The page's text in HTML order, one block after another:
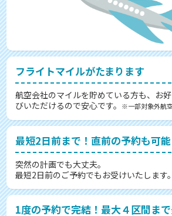
フライトマイルがたまります
航空会社のマイルを貯めている方も、お
びいただけるので安心です。
※一部対象外航
最短2日前まで！直前の予約も可能
突然の計画でも大丈夫。
最短2日前のご予約でもお受けいたします。
1度の予約で完結！最大４区間ま